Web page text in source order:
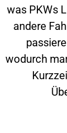
was PKWs
andere
wodurch